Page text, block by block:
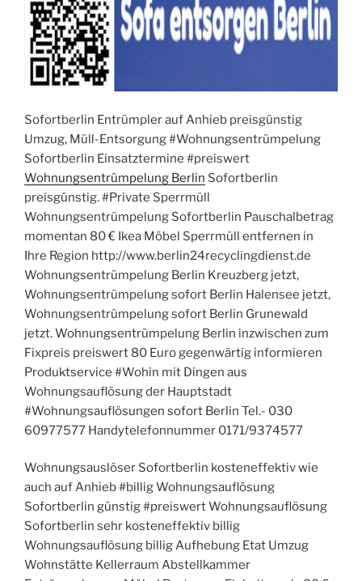
Sofortberlin Entrümpler auf Anhieb preisgünstig
Umzug, Müll-Entsorgung #Wohnungsentrümpelung
Sofortberlin Einsatztermine #preiswert
Wohnungsentrümpelung Berlin Sofortberlin
preisgünstig. #Private Sperrmüll
Wohnungsentrümpelung Sofortberlin Pauschalbetrag
momentan 80 € Ikea Möbel Sperrmüll entfernen in
Ihre Region http://www.berlin24recyclingdienst.de
Wohnungsentrümpelung Berlin Kreuzberg jetzt,
Wohnungsentrümpelung sofort Berlin Halensee jetzt,
Wohnungsentrümpelung sofort Berlin Grunewald
jetzt. Wohnungsentrümpelung Berlin inzwischen zum
Fixpreis preiswert 80 Euro gegenwärtig informieren
Produktservice #Wohin mit Dingen aus
Wohnungsauflösung der Hauptstadt
#Wohnungsauflösungen sofort Berlin Tel.- 030
60977577 Handytelefonnummer 0171/9374577
Wohnungsauslöser Sofortberlin kosteneffektiv wie
auch auf Anhieb #billig Wohnungsauflösung
Sofortberlin günstig #preiswert Wohnungsauflösung
Sofortberlin sehr kosteneffektiv billig
Wohnungsauflösung billig Aufhebung Etat Umzug
Wohnstätte Kellerraum Abstellkammer